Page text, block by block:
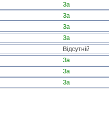
За
За
За
За
Відсутній
За
За
За